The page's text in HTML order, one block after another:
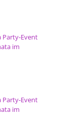
Party-Event
im
Party-Event
im